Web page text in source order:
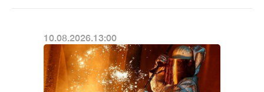
10.08.2026.13:00